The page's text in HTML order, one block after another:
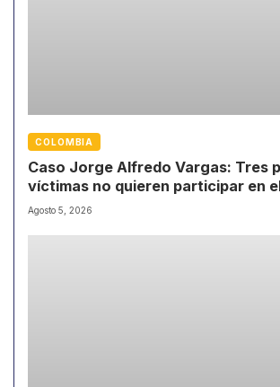
COLOMBIA
Caso Jorge Alfredo Vargas: Tres
víctimas no quieren participar en
Agosto 5, 2026